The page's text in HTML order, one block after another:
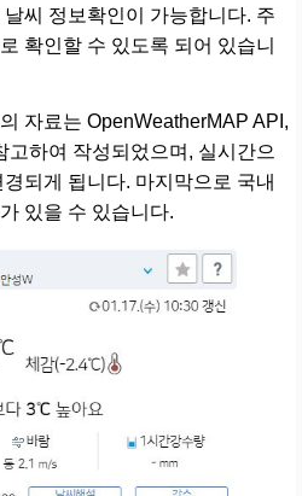
씨 정보확인이 가능합니다. 주
확인할 수 있도록 되어 있습니
자료는 OpenWeatherMAP API,
하여 작성되었으며, 실시간으
되게 됩니다. 마지막으로 국내
있을 수 있습니다.